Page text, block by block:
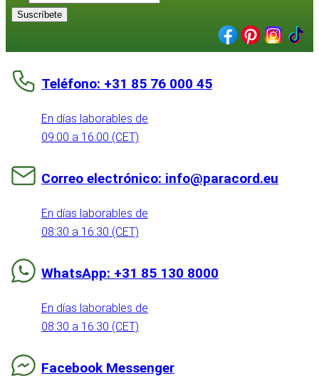
Suscríbete
Teléfono: +31 85 76 000 45
En días laborables de
09:00 a 16:00 (CET)
Correo electrónico: info@paracord.eu
En días laborables de
08:30 a 16:30 (CET)
WhatsApp: +31 85 130 8000
En días laborables de
08:30 a 16:30 (CET)
Facebook Messenger